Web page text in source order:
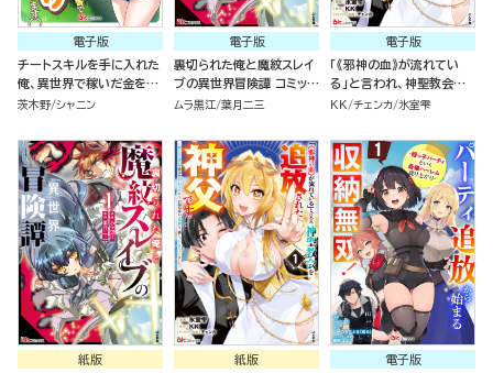
電子版
チートスキルを手に入れた
俺、異世界で稼いだ金を元
に日本の田舎でのんびり過
版）
茨木野 シャニン
電子版
裏切られた俺と魔紋スレイ
ブの異世界冒険譚 コミック
版 （1）
ムラ黒江 葉月二三
電子版
「《邪神の血》が流れてい
る」と言われ、神聖教会を
追放された神父です。 ～理
されたら、信仰対象の女神
様も一緒についてきちゃい
ました～ コミック版 （1）
KK チェンカ 氷室雫
紙版
紙版
電子版